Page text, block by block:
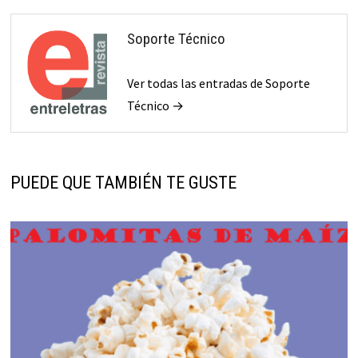
Soporte Técnico
Ver todas las entradas de Soporte
Técnico →
PUEDE QUE TAMBIÉN TE GUSTE